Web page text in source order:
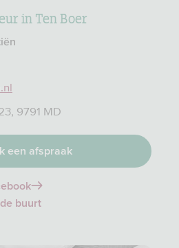
in Ten Boer
9791 MD
een afspraak
buurt